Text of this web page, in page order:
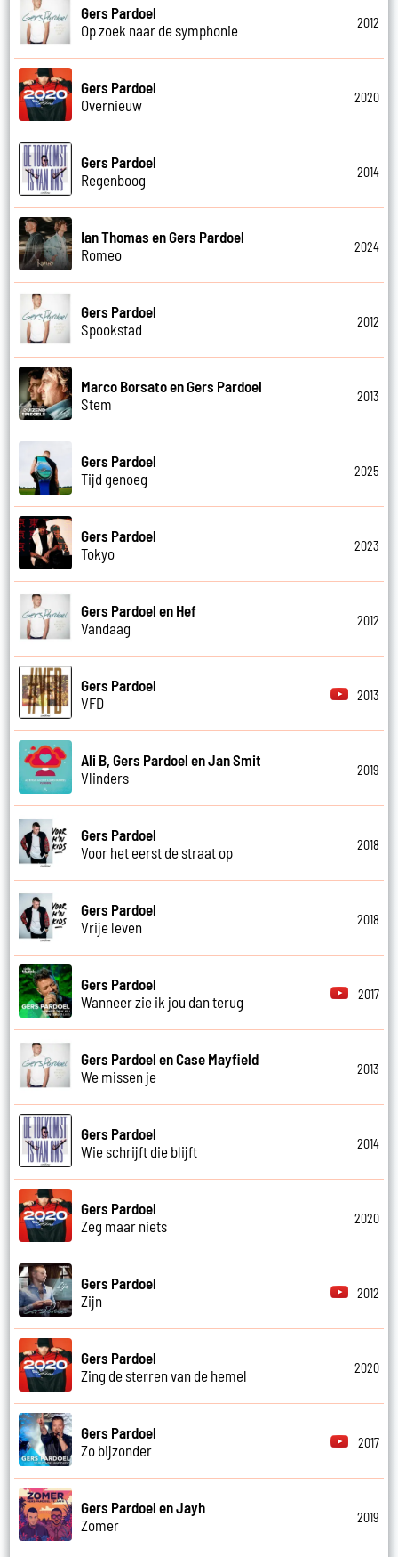
Gers Pardoel
Op zoek naar de symphonie
2012
Gers Pardoel
Overnieuw
2020
Gers Pardoel
Regenboog
2014
Ian Thomas en Gers Pardoel
Romeo
2024
Gers Pardoel
Spookstad
2012
Marco Borsato en Gers Pardoel
Stem
2013
Gers Pardoel
Tijd genoeg
2025
Gers Pardoel
Tokyo
2023
Gers Pardoel en Hef
Vandaag
2012
Gers Pardoel
VFD
2013
Ali B, Gers Pardoel en Jan Smit
Vlinders
2019
Gers Pardoel
Voor het eerst de straat op
2018
Gers Pardoel
Vrije leven
2018
Gers Pardoel
Wanneer zie ik jou dan terug
2017
Gers Pardoel en Case Mayfield
We missen je
2013
Gers Pardoel
Wie schrijft die blijft
2014
Gers Pardoel
Zeg maar niets
2020
Gers Pardoel
Zijn
2012
Gers Pardoel
Zing de sterren van de hemel
2020
Gers Pardoel
Zo bijzonder
2017
Gers Pardoel en Jayh
Zomer
2019